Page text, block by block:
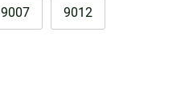
9007 9012